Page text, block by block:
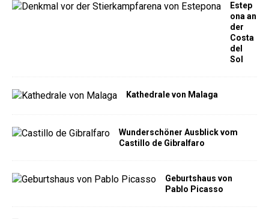
Estep
ona an
der
Costa
del
Sol
Kathedrale von Malaga
Wunderschöner Ausblick vom
Castillo de Gibralfaro
Geburtshaus von
Pablo Picasso